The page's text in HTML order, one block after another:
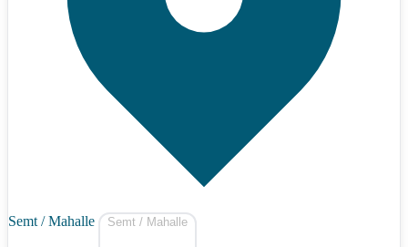
Semt / Mahalle Semt / Mahalle